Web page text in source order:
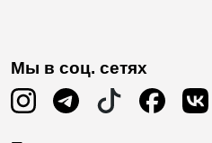
Мы в соц. сетях